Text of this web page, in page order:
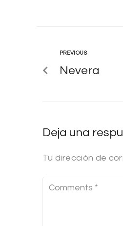
PREVIOUS
Nevera
Deja una
Tu dirección de